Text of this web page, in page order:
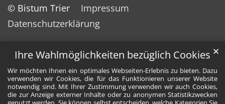
Ihre Wahlmöglichkeiten bezüglich Cookies
Wir möchten Ihnen ein optimales Webseiten-Erlebnis zu bieten. Dazu
verwenden wir Cookies, die für das Funktionieren unserer Website
notwendig sind. Mit Ihrer Zustimmung verwenden wir auch Cookies,
die zur Anzeige externer Inhalte oder zu anonymen Statistikzwecken
✕
© Bistum Trier
Impressum
Datenschutzerklärung